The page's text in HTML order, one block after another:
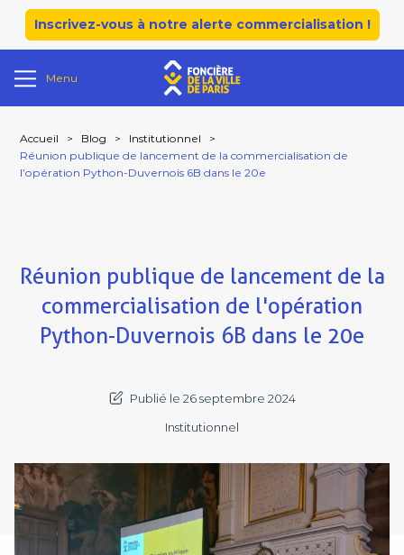
Inscrivez-vous à notre alerte commercialisation !
Menu
Accueil > Blog > Institutionnel
>
Réunion publique de lancement de la commercialisation de
l’opération Python-Duvernois 6B dans le 20e
Réunion publique de lancement de la
commercialisation de l'opération
Python-Duvernois 6B dans le 20e
Publié le 26 septembre 2024
Institutionnel